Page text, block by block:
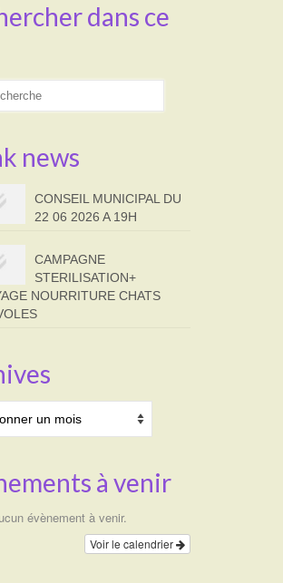
dans ce
news
CONSEIL MUNICIPAL DU
22 06 2026 A 19H
CAMPAGNE
STERILISATION+
NOURRITURE CHATS
à venir
évènement à venir.
Voir le calendrier